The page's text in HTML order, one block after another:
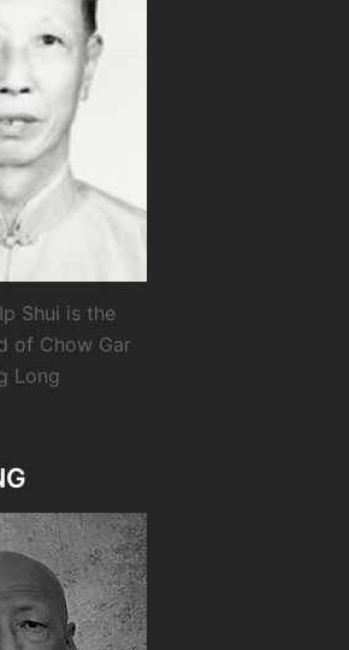
Shui is the
of Chow Gar
Long